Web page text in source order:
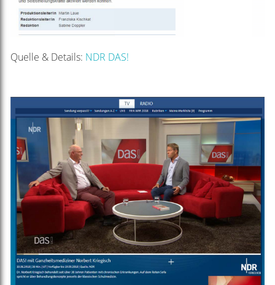
Quelle & Details: NDR DAS!